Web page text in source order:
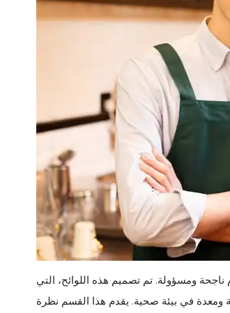
ناجحة ومسؤولة. تم تصميم هذه اللوائح، التي
في بيئة صحية. يقدم هذا القسم نظرة